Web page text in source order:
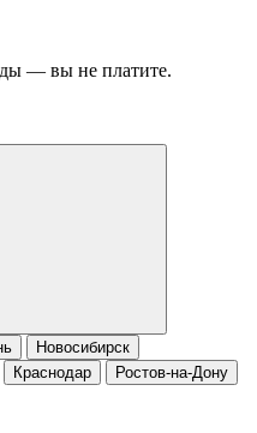
— вы не платите.
Новосибирск
Краснодар
Ростов-на-Дону